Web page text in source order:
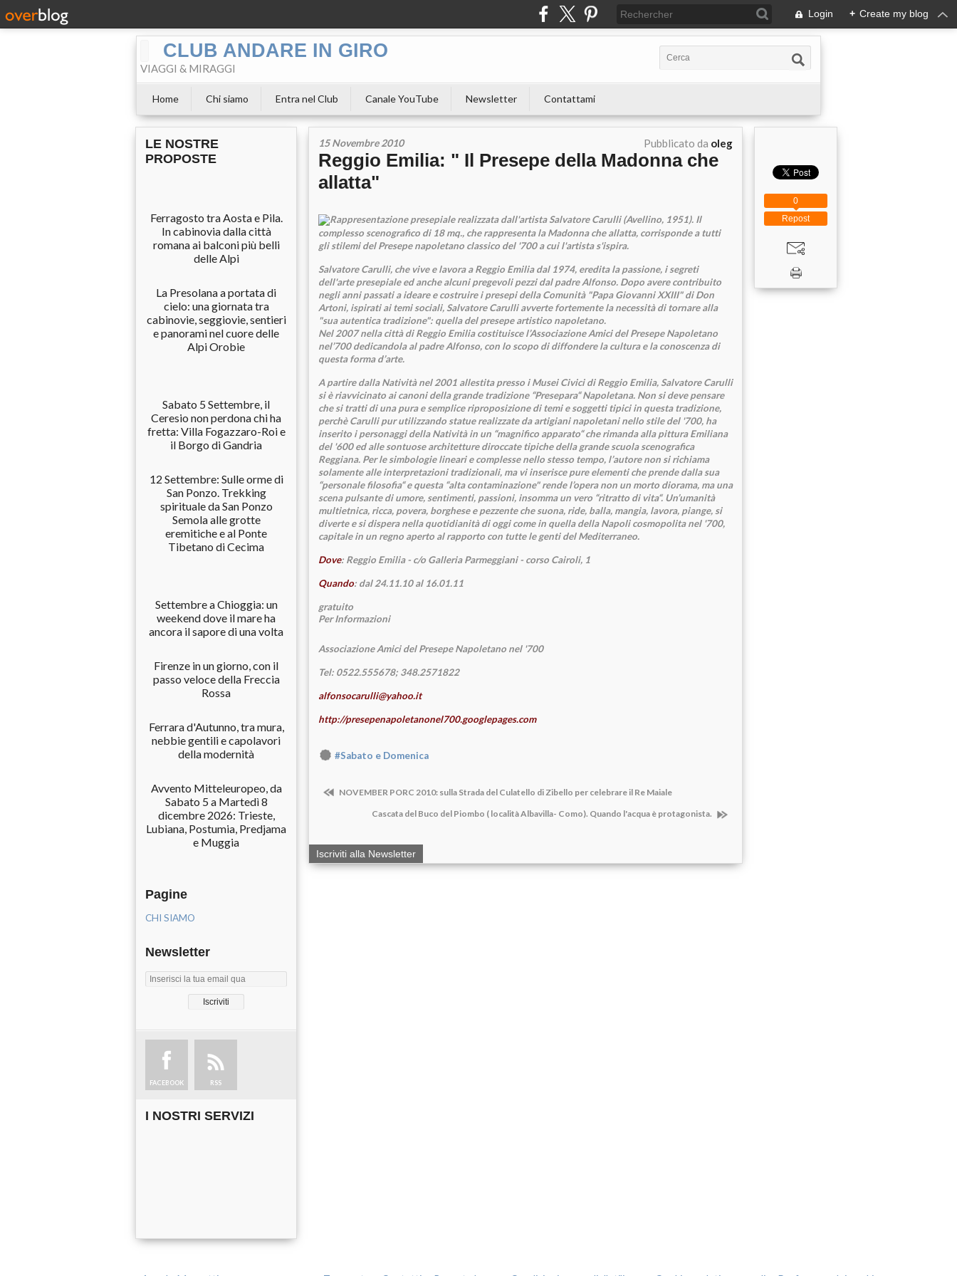
Login + Create my blog
CLUB ANDARE IN GIRO
VIAGGI & MIRAGGI
Home Chi siamo Entra nel Club Canale YouTube Newsletter Contattami
LE NOSTRE
PROPOSTE
Ferragosto tra Aosta e Pila.
In cabinovia dalla città
romana ai balconi più belli
delle Alpi
La Presolana a portata di
cielo: una giornata tra
cabinovie, seggiovie, sentieri
e panorami nel cuore delle
Alpi Orobie
Sabato 5 Settembre, il
Ceresio non perdona chi ha
fretta: Villa Fogazzaro-Roi e
il Borgo di Gandria
12 Settembre: Sulle orme di
San Ponzo. Trekking
spirituale da San Ponzo
Semola alle grotte
eremitiche e al Ponte
Tibetano di Cecima
Settembre a Chioggia: un
weekend dove il mare ha
ancora il sapore di una volta
Firenze in un giorno, con il
passo veloce della Freccia
Rossa
Ferrara d'Autunno, tra mura,
nebbie gentili e capolavori
della modernità
Avvento Mitteleuropeo, da
Sabato 5 a Martedì 8
dicembre 2026: Trieste,
Lubiana, Postumia, Predjama
e Muggia
Pagine
CHI SIAMO
Newsletter
FACEBOOK RSS
I NOSTRI SERVIZI
15 Novembre 2010 Pubblicato da oleg
Reggio Emilia: " Il Presepe della Madonna che
allatta"
Rappresentazione presepiale realizzata dall'artista Salvatore Carulli (Avellino, 1951). Il
complesso scenografico di 18 mq., che rappresenta la Madonna che allatta, corrisponde a tutti
gli stilemi del Presepe napoletano classico del '700 a cui l'artista s'ispira.
Salvatore Carulli, che vive e lavora a Reggio Emilia dal 1974, eredita la passione, i segreti
dell'arte presepiale ed anche alcuni pregevoli pezzi dal padre Alfonso. Dopo avere contribuito
negli anni passati a ideare e costruire i presepi della Comunità "Papa Giovanni XXIII" di Don
Artoni, ispirati ai temi sociali, Salvatore Carulli avverte fortemente la necessità di tornare alla
"sua autentica tradizione": quella del presepe artistico napoletano.
Nel 2007 nella città di Reggio Emilia costituisce l’Associazione Amici del Presepe Napoletano
nel’700 dedicandola al padre Alfonso, con lo scopo di diffondere la cultura e la conoscenza di
questa forma d’arte.
A partire dalla Natività nel 2001 allestita presso i Musei Civici di Reggio Emilia, Salvatore Carulli
si è riavvicinato ai canoni della grande tradizione “Presepara“ Napoletana. Non si deve pensare
che si tratti di una pura e semplice riproposizione di temi e soggetti tipici in questa tradizione,
perchè Carulli pur utilizzando statue realizzate da artigiani napoletani nello stile del '700, ha
inserito i personaggi della Natività in un “magnifico apparato“ che rimanda alla pittura Emiliana
del '600 ed alle sontuose architetture diroccate tipiche della grande scuola scenografica
Reggiana. Per le simbologie lineari e complesse nello stesso tempo, l’autore non si richiama
solamente alle interpretazioni tradizionali, ma vi inserisce pure elementi che prende dalla sua
“personale filosofia“ e questa “alta contaminazione" rende l’opera non un morto diorama, ma una
scena pulsante di umore, sentimenti, passioni, insomma un vero “ritratto di vita“. Un’umanità
multietnica, ricca, povera, borghese e pezzente che suona, ride, balla, mangia, lavora, piange, si
diverte e si dispera nella quotidianità di oggi come in quella della Napoli cosmopolita nel '700,
capitale in un regno aperto al rapporto con tutte le genti del Mediterraneo.
Dove: Reggio Emilia - c/o Galleria Parmeggiani - corso Cairoli, 1
Quando: dal 24.11.10 al 16.01.11
gratuito
Per Informazioni
Associazione Amici del Presepe Napoletano nel '700
Tel: 0522.555678; 348.2571822
alfonsocarulli@yahoo.it
http://presepenapoletanonel700.googlepages.com
#Sabato e Domenica
NOVEMBER PORC 2010: sulla Strada del Culatello di Zibello per celebrare il Re Maiale
Cascata del Buco del Piombo ( località Albavilla- Como). Quando l'acqua è protagonista.
Iscriviti alla Newsletter
Repost
0